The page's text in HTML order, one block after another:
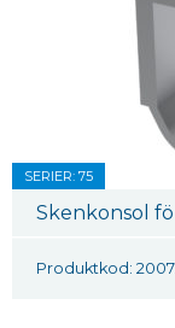
SERIER: 75
Skenkonsol
Produktkod: